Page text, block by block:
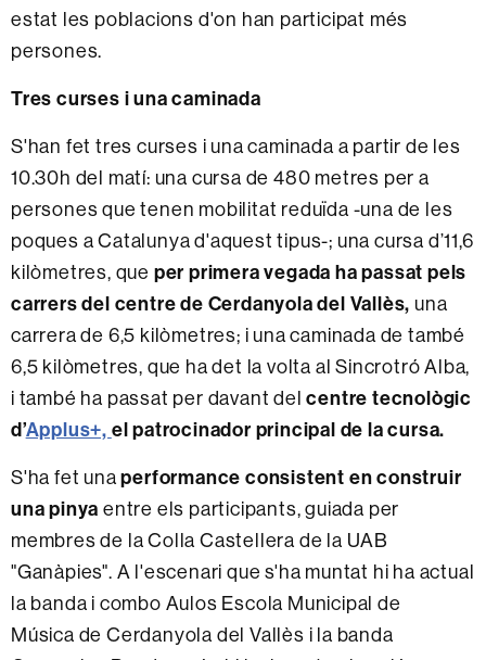
estat les poblacions d'on han participat més
persones.
Tres curses i una caminada
S'han fet tres curses i una caminada a partir de les
10.30h del matí: una cursa de 480 metres per a
persones que tenen mobilitat reduïda -una de les
poques a Catalunya d'aquest tipus-; una cursa d’11,6
kilòmetres, que per primera vegada ha passat pels
carrers del centre de Cerdanyola del Vallès, una
carrera de 6,5 kilòmetres; i una caminada de també
6,5 kilòmetres, que ha det la volta al Sincrotró Alba,
i també ha passat per davant delcentre tecnològic
d’Applus+, el patrocinador principal de la cursa.
S'ha fet unaperformance consistent en construir
una pinya entre els participants, guiada per
membres de la Colla Castellera de la UAB
"Ganàpies". A l'escenari que s'ha muntat hi ha actual
la banda i combo Aulos Escola Municipal de
Música de Cerdanyola del Vallès i la banda